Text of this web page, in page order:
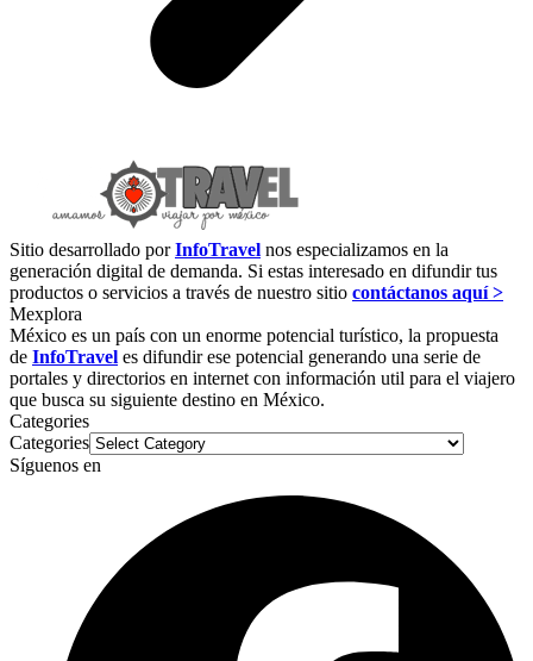
Sitio desarrollado porInfoTravel nos especializamos en la
generación digital de demanda. Si estas interesado en difundir tus
productos o servicios a través de nuestro sitio contáctanos aquí >
Mexplora
México es un país con un enorme potencial turístico, la propuesta
de InfoTravel es difundir ese potencial generando una serie de
portales y directorios en internet con información util para el viajero
que busca su siguiente destino en México.
Categories
Categories
Síguenos en